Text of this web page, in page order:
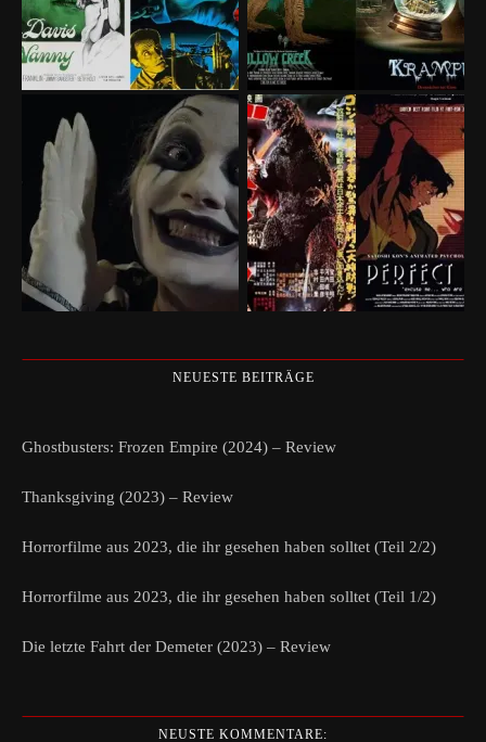
NEUESTE BEITRÄGE
Ghostbusters: Frozen Empire (2024) – Review
Thanksgiving (2023) – Review
Horrorfilme aus 2023, die ihr gesehen haben solltet (Teil 2/2)
Horrorfilme aus 2023, die ihr gesehen haben solltet (Teil 1/2)
Die letzte Fahrt der Demeter (2023) – Review
NEUSTE KOMMENTARE: